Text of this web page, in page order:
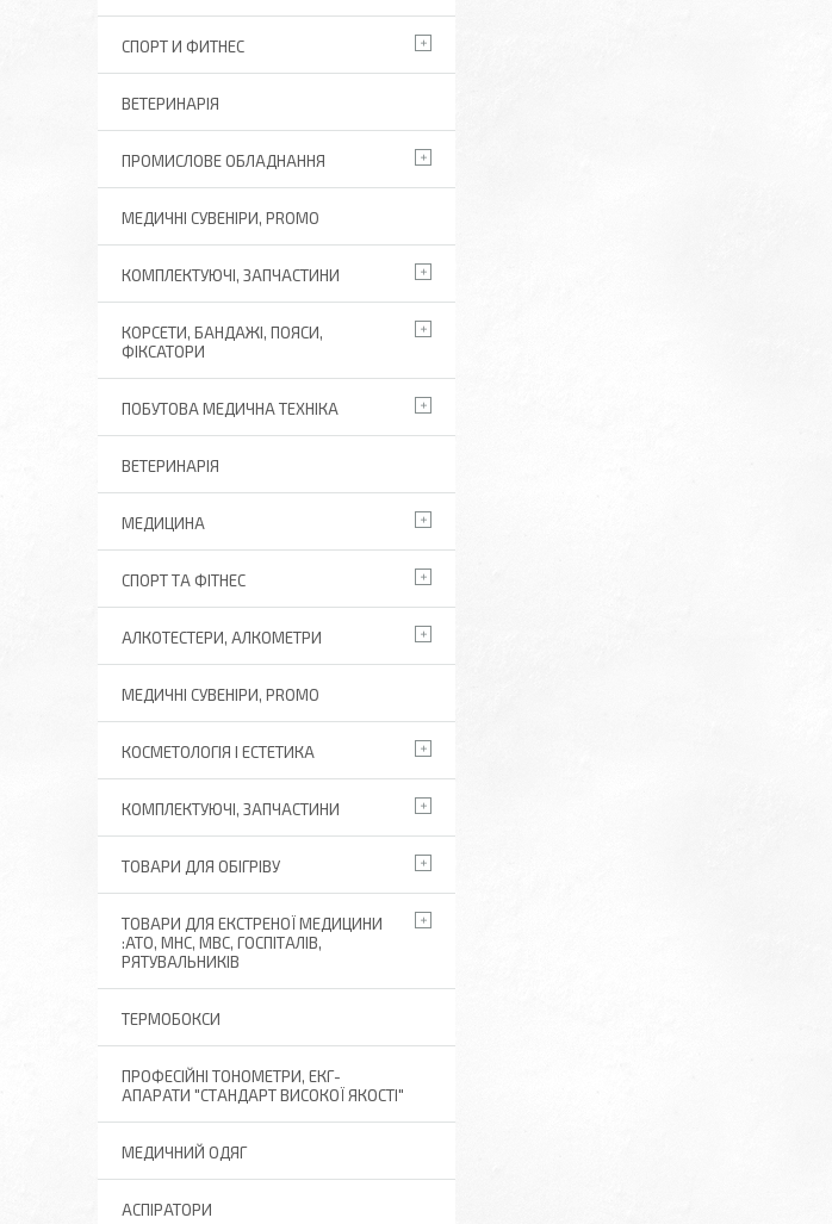
СПОРТ И ФИТНЕС
ВЕТЕРИНАРІЯ
ПРОМИСЛОВЕ ОБЛАДНАННЯ
МЕДИЧНІ СУВЕНІРИ, PROMO
КОМПЛЕКТУЮЧІ, ЗАПЧАСТИНИ
КОРСЕТИ, БАНДАЖІ, ПОЯСИ,
ФІКСАТОРИ
ПОБУТОВА МЕДИЧНА ТЕХНІКА
ВЕТЕРИНАРІЯ
МЕДИЦИНА
СПОРТ ТА ФІТНЕС
АЛКОТЕСТЕРИ, АЛКОМЕТРИ
МЕДИЧНІ СУВЕНІРИ, PROMO
КОСМЕТОЛОГІЯ І ЕСТЕТИКА
КОМПЛЕКТУЮЧІ, ЗАПЧАСТИНИ
ТОВАРИ ДЛЯ ОБІГРІВУ
ТОВАРИ ДЛЯ ЕКСТРЕНОЇ МЕДИЦИНИ
:АТО, МНС, МВС, ГОСПІТАЛІВ,
РЯТУВАЛЬНИКІВ
ТЕРМОБОКСИ
ПРОФЕСІЙНІ ТОНОМЕТРИ, ЕКГ-
АПАРАТИ "СТАНДАРТ ВИСОКОЇ ЯКОСТІ"
МЕДИЧНИЙ ОДЯГ
АСПІРАТОРИ